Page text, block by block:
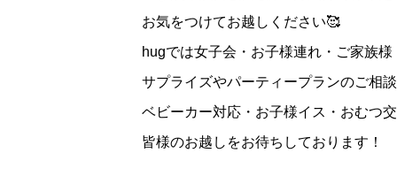
お気をつけてお越しください🥰
hugでは女子会・お子様連れ・ご家族
サプライズやパーティープランのご相
ベビーカー対応・お子様イス・おむつ
皆様のお越しをお待ちしております！